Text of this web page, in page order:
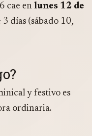
cae en lunes 12 de
días (sábado 10,
y festivo es
ordinaria.